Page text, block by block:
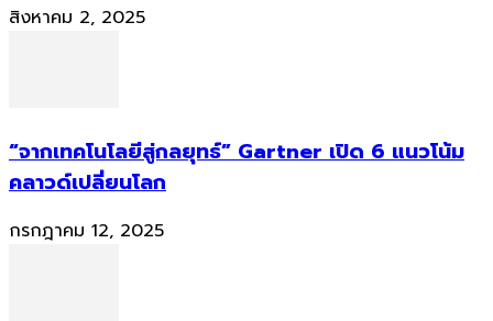
สิงหาคม 2, 2025
“จากเทคโนโลยีสู่กลยุทธ์” Gartner เปิด 6 แนวโน้ม
คลาวด์เปลี่ยนโลก
กรกฎาคม 12, 2025